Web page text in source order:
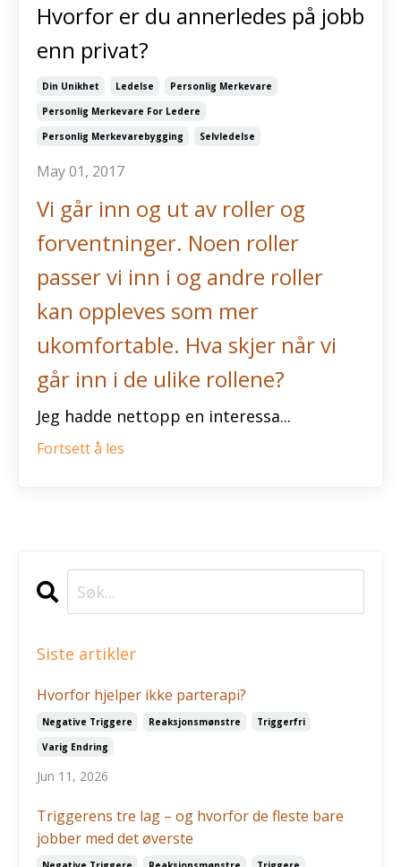
Hvorfor er du annerledes på jobb
enn privat?
Din Unikhet Ledelse
Personlig Merkevare
Personlig Merkevare For Ledere
Personlig Merkevarebygging
Selvledelse
May 01, 2017
Vi går inn og ut av roller og
forventninger. Noen roller
passer vi inn i og andre roller
kan oppleves som mer
ukomfortable. Hva skjer når vi
går inn i de ulike rollene?
Jeg hadde nettopp en interessa...
Fortsett å les
Siste artikler
Hvorfor hjelper ikke parterapi?
Negative Triggere Reaksjonsmønstre
Triggerfri
Varig Endring
Jun 11, 2026
Triggerens tre lag – og hvorfor de fleste bare
jobber med det øverste